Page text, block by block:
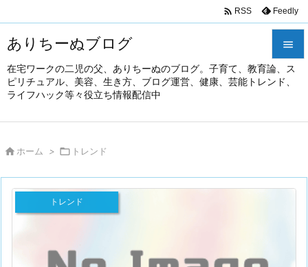
ありちーぬブログ
在宅ワークの二児の父、ありちーぬのブログ。子育て、教育論、ス
ピリチュアル、美容、生き方、ブログ運営、健康、芸能トレンド、
ライフハック等々役立ち情報配信中


メニュ
前へ

 RSS Feedly
 ホーム >  トレンド
トレンド